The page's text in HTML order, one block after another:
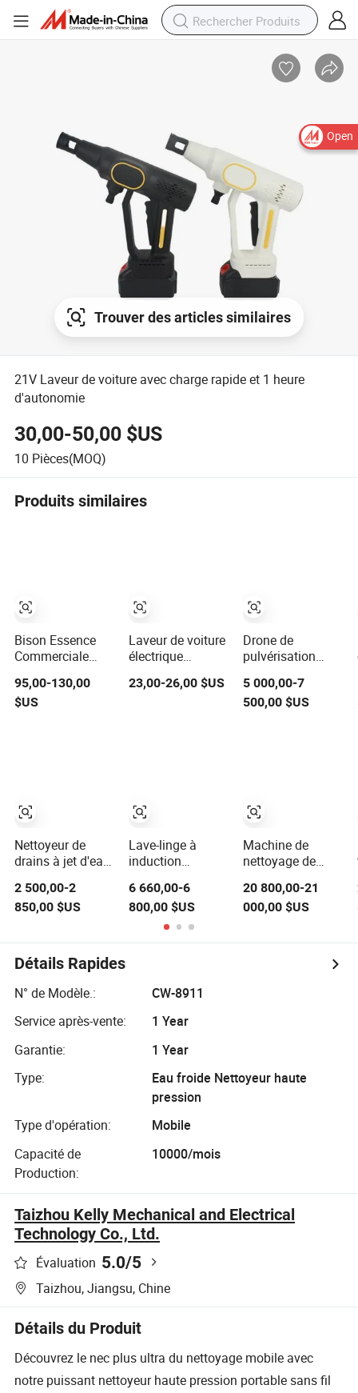
Open
Trouver des articles similaires
21V Laveur de voiture avec charge rapide et 1 heure
d'autonomie
30,00-50,00 $US
10 Pièces(MOQ)
Produits similaires
Bison Essence
Commerciale
de Voiture 9L Min
180bar Nettoyeur
95,00-130,00
$US
Nettoyeur de
drains à jet d'eau
pour phares
commerciaux
2 500,00-2
850,00 $US
Laveur de voiture
électrique
portable haute
pression - Sml
23,00-26,00 $US
Lave-linge à
induction
avec lavage à la
main et
désinfection
6 660,00-6
800,00 $US
Drone de
pulvérisation
professionnel
avec vol
5 000,00-7
500,00 $US
Machine de
nettoyage de
échelle Amjet
200bar95lpm
canalisations
municipales par
20 800,00-21
000,00 $US
Détails Rapides
N° de Modèle.:
CW-8911
Service après-vente:
1 Year
Garantie:
1 Year
Type:
Eau froide Nettoyeur haute
pression
Type d'opération:
Mobile
Capacité de
Production:
10000/mois
Taizhou Kelly Mechanical and Electrical
Technology Co., Ltd.
Évaluation 5.0/5
Taizhou, Jiangsu, Chine
Détails du Produit
Découvrez le nec plus ultra du nettoyage mobile avec
notre puissant nettoyeur haute pression portable sans fil